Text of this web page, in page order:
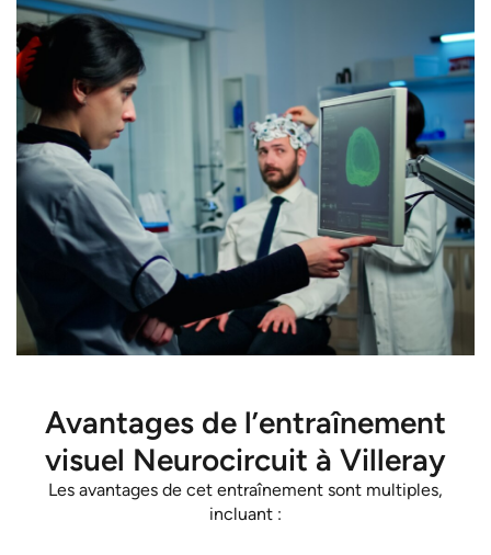
Avantages de l’entraînement
visuel Neurocircuit à Villeray
Les avantages de cet entraînement sont multiples,
incluant :